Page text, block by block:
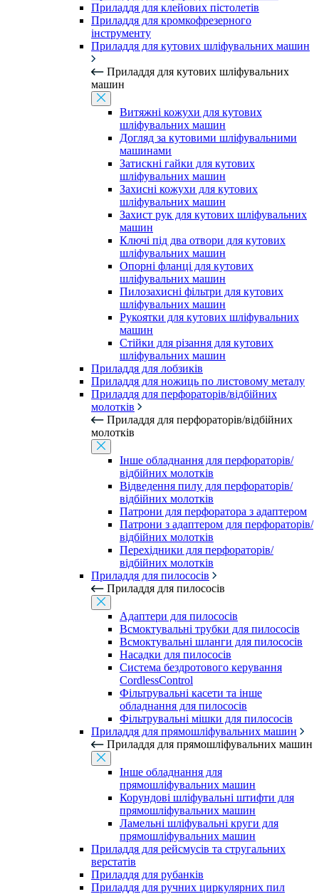
Приладдя для клейових пістолетів
Приладдя для кромкофрезерного
інструменту
Приладдя для кутових шліфувальних машин
Приладдя для кутових шліфувальних
машин
Витяжні кожухи для кутових
шліфувальних машин
Догляд за кутовими шліфувальними
машинами
Затискні гайки для кутових
шліфувальних машин
Захисні кожухи для кутових
шліфувальних машин
Захист рук для кутових шліфувальних
машин
Ключі під два отвори для кутових
шліфувальних машин
Опорні фланці для кутових
шліфувальних машин
Пилозахисні фільтри для кутових
шліфувальних машин
Рукоятки для кутових шліфувальних
машин
Стійки для різання для кутових
шліфувальних машин
Приладдя для лобзиків
Приладдя для ножиць по листовому металу
Приладдя для перфораторів/відбійних
молотків
Приладдя для перфораторів/відбійних
молотків
Інше обладнання для перфораторів/
відбійних молотків
Відведення пилу для перфораторів/
відбійних молотків
Патрони для перфоратора з адаптером
Патрони з адаптером для перфораторів/
відбійних молотків
Перехідники для перфораторів/
відбійних молотків
Приладдя для пилососів
Приладдя для пилососів
Адаптери для пилососів
Всмоктувальні трубки для пилососів
Всмоктувальні шланги для пилососів
Насадки для пилососів
Система бездротового керування
CordlessControl
Фільтрувальні касети та інше
обладнання для пилососів
Фільтрувальні мішки для пилососів
Приладдя для прямошліфувальних машин
Приладдя для прямошліфувальних машин
Інше обладнання для
прямошліфувальних машин
Корундові шліфувальні штифти для
прямошліфувальних машин
Ламельні шліфувальні круги для
прямошліфувальних машин
Приладдя для рейсмусів та стругальних
верстатів
Приладдя для рубанків
Приладдя для ручних циркулярних пил